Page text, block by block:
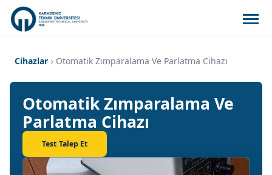
Cihazlar Otomatik Zımparalama Ve Parlatma Cihazı
Otomatik Zımparalama Ve
Parlatma Cihazı
Test Talep Et